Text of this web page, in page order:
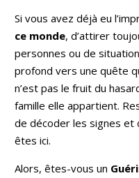
Si vous avez déjà eu
ce monde, d’attirer
personnes ou de
profond vers une quête
n’est pas le fruit du
famille elle appartient.
de décoder les signes et
êtes ici.
Alors, êtes-vous un